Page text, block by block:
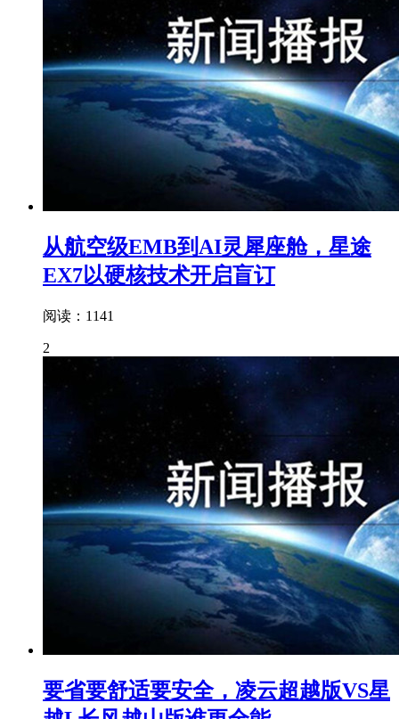
从航空级EMB到AI灵犀座舱，星途
EX7以硬核技术开启盲订
阅读：1141
2
要省要舒适要安全，凌云超越版VS星